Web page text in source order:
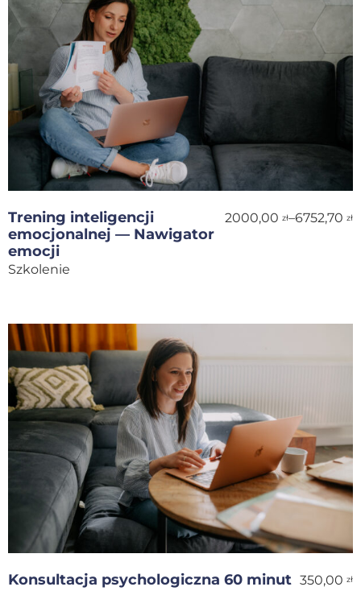
Trening inteligencji
emocjonalnej — Nawigator
emocji
2000,00 zł–6752,70 zł
Szkolenie
Konsultacja psychologiczna 60 minut 350,00 zł